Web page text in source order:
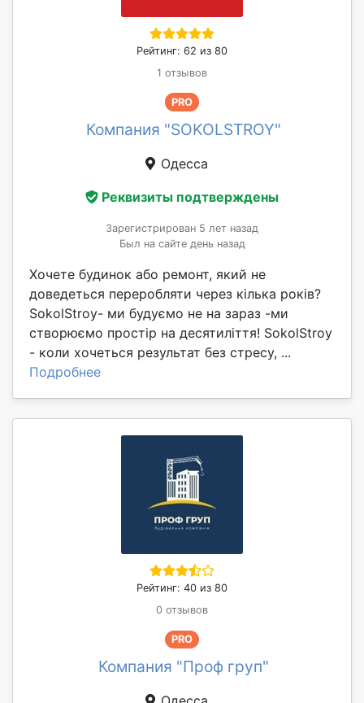
Рейтинг: 62 из 80
1 отзывов
PRO
Компания "SOKOLSTROY"
Одесса
Реквизиты подтверждены
Зарегистрирован 5 лет назад
Был на сайте день назад
Хочете будинок або ремонт, який не
доведеться переробляти через кілька років?
SokolStroy- ми будуємо не на зараз -ми
створюємо простір на десятиліття! SokolStroy
- коли хочеться результат без стресу, ...
Подробнее
Рейтинг: 40 из 80
0 отзывов
PRO
Компания "Проф груп"